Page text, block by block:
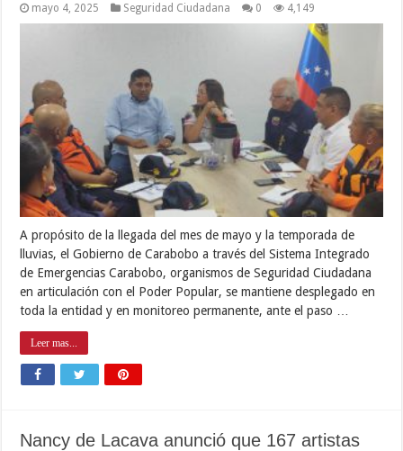
mayo 4, 2025 Seguridad Ciudadana 0 4,149
A propósito de la llegada del mes de mayo y la temporada de
lluvias, el Gobierno de Carabobo a través del Sistema Integrado
de Emergencias Carabobo, organismos de Seguridad Ciudadana
en articulación con el Poder Popular, se mantiene desplegado en
toda la entidad y en monitoreo permanente, ante el paso …
Leer mas...
Nancy de Lacava anunció que 167 artistas